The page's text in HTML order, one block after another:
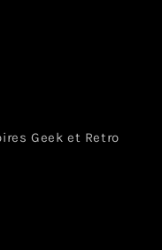
Geek et Retro